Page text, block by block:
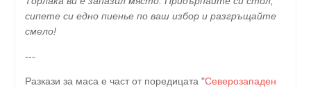
сипете си едно пиенье по ваш избор и разгръщайте
смело!
---
Разкази за маса е част от поредицата "Северозападен